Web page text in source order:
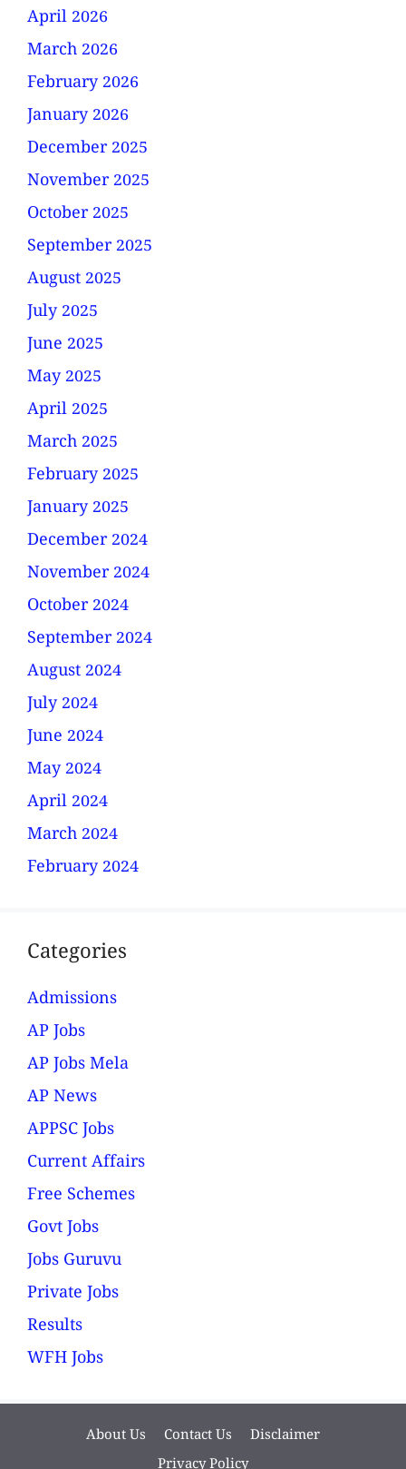
April 2026
March 2026
February 2026
January 2026
December 2025
November 2025
October 2025
September 2025
August 2025
July 2025
June 2025
May 2025
April 2025
March 2025
February 2025
January 2025
December 2024
November 2024
October 2024
September 2024
August 2024
July 2024
June 2024
May 2024
April 2024
March 2024
February 2024
Categories
Admissions
AP Jobs
AP Jobs Mela
AP News
APPSC Jobs
Current Affairs
Free Schemes
Govt Jobs
Jobs Guruvu
Private Jobs
Results
WFH Jobs
About Us Contact Us
Disclaimer